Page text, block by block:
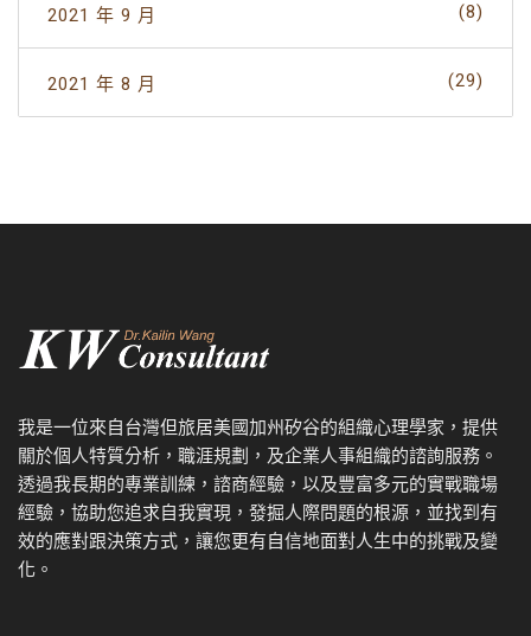
2021 年 9 月 (8)
2021 年 8 月 (29)
我是一位來自台灣但旅居美國加州矽谷的組織心理學家，提供
關於個人特質分析，職涯規劃，及企業人事組織的諮詢服務。
透過我長期的專業訓練，諮商經驗，以及豐富多元的實戰職場
經驗，協助您追求自我實現，發掘人際問題的根源，並找到有
效的應對跟決策方式，讓您更有自信地面對人生中的挑戰及變
化。